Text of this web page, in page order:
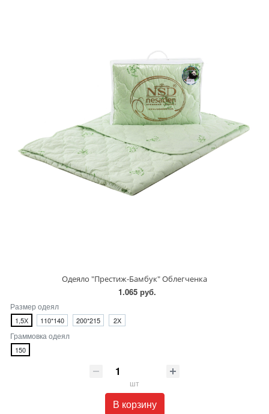
Одеяло "Престиж-Бамбук" Облегченка
1.065 руб.
Размер одеял
1,5Х 110*140 200*215 2Х
Граммовка одеял
150
шт
В корзину